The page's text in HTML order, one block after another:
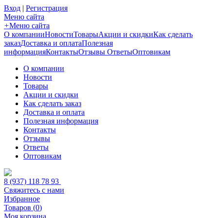
Вход | Регистрация
Меню сайта
+Меню сайта
О компанииНовостиТоварыАкции и скидкиКак сделать
заказДоставка и оплатаПолезная
информацияКонтактыОтзывы ОтветыОптовикам
О компании
Новости
Товары
Акции и скидки
Как сделать заказ
Доставка и оплата
Полезная информация
Контакты
Отзывы
Ответы
Оптовикам
8 (937) 118 78 93
Свяжитесь с нами
Избранное
Товаров (0)
Моя корзина